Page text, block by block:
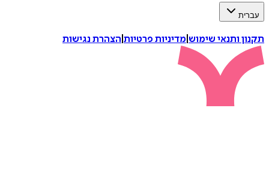
עברית
תקנון ותנאי שימוש מדיניות פרטיות הצהרת נגישות